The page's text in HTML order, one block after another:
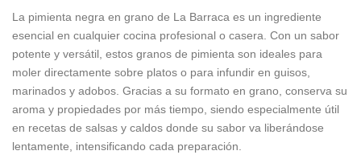
La pimienta negra en grano de La Barraca es un ingrediente
esencial en cualquier cocina profesional o casera. Con un sabor
potente y versátil, estos granos de pimienta son ideales para
moler directamente sobre platos o para infundir en guisos,
marinados y adobos. Gracias a su formato en grano, conserva su
aroma y propiedades por más tiempo, siendo especialmente útil
en recetas de salsas y caldos donde su sabor va liberándose
lentamente, intensificando cada preparación.